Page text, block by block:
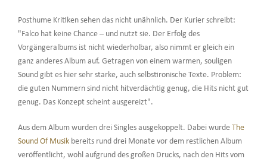
Posthume Kritiken sehen das nicht unähnlich. Der Kurier schreibt:
"Falco hat keine Chance – und nutzt sie. Der Erfolg des
Vorgängeralbums ist nicht wiederholbar, also nimmt er gleich ein
ganz anderes Album auf. Getragen von einem warmen, souligen
Sound gibt es hier sehr starke, auch selbstironische Texte. Problem:
die guten Nummern sind nicht hitverdächtig genug, die Hits nicht gut
genug. Das Konzept scheint ausgereizt".
Aus dem Album wurden drei Singles ausgekoppelt. Dabei wurde The
Sound Of Musikbereits rund drei Monate vor dem restlichen Album
veröffentlicht, wohl aufgrund des großen Drucks, nach den Hits vom